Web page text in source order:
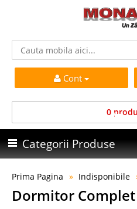
Cont
0
Categorii Produse
Prima Pagina Indisponibile
Dormitor